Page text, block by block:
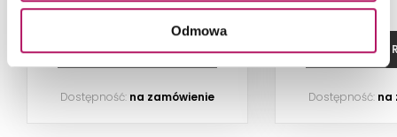
Odmowa
ZOBACZ PRODUKT
Dostępność: na zamówienie
ZOBACZ
Dostępność: na